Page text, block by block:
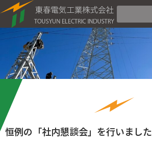
を
プ
恒例の「社内懇談会」を行いました